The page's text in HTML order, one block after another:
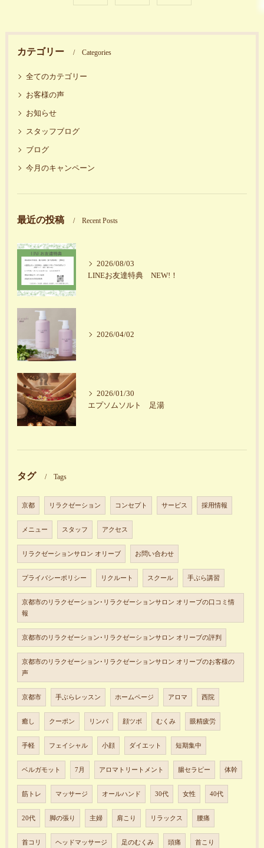
カテゴリー Categories
全てのカテゴリー
お客様の声
お知らせ
スタッフブログ
ブログ
今月のキャンペーン
最近の投稿 Recent Posts
2026/08/03
LINEお友達特典 NEW!！
2026/04/02
2026/01/30
エプソムソルト 足湯
タグ Tags
京都 リラクゼーション コンセプト サービス 採用情報
メニュー スタッフ アクセス
リラクゼーションサロン オリーブ お問い合わせ
プライバシーポリシー リクルート スクール 手ぶら講習
京都市のリラクゼーション･リラクゼーションサロン オリーブの口コミ情
報
京都市のリラクゼーション･リラクゼーションサロン オリーブの評判
京都市のリラクゼーション･リラクゼーションサロン オリーブのお客様の
声
京都市 手ぶらレッスン ホームページ アロマ 西院
癒し クーポン リンパ 顔ツボ むくみ 眼精疲労
手軽 フェイシャル 小顔 ダイエット 短期集中
ベルガモット 7月 アロマトリートメント 腸セラピー 体幹
筋トレ マッサージ オールハンド 30代 女性 40代
20代 脚の張り 主婦 肩こり リラックス 腰痛
首コリ ヘッドマッサージ 足のむくみ 頭痛 首こり